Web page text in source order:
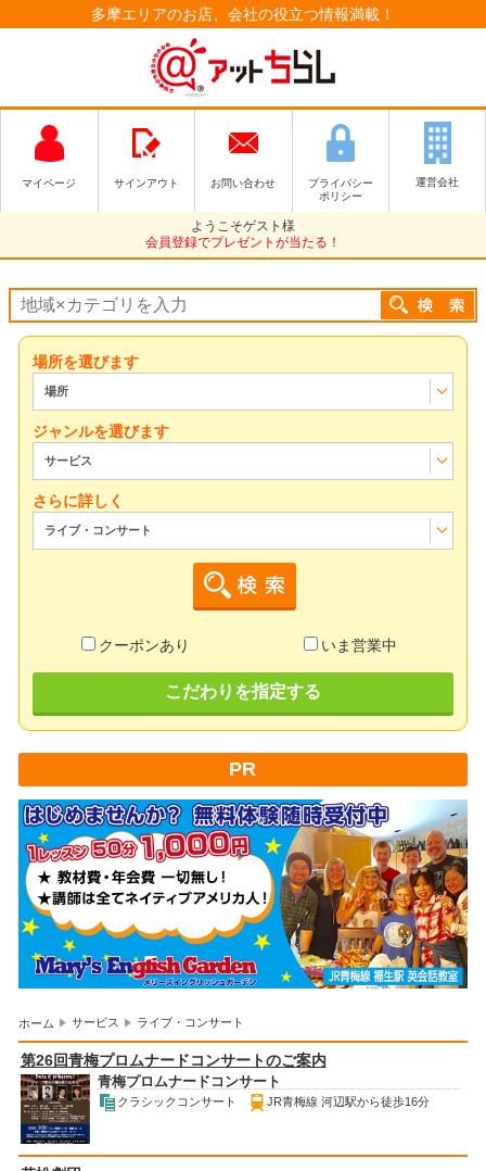
多摩エリアのお店、会社の役立つ情報満載！
マイページ サインアウト お問い合わせ
プライバシー
ポリシー
運営会社
ようこそゲスト様
会員登録でプレゼントが当たる！
場所を選びます
場所
ジャンルを選びます
サービス
さらに詳しく
ライブ・コンサート
クーポンあり いま営業中
こだわりを指定する
PR
ホーム サービス ライブ・コンサート
第26回青梅プロムナードコンサートのご案内
青梅プロムナードコンサート
クラシックコンサート JR青梅線 河辺駅から徒歩16分